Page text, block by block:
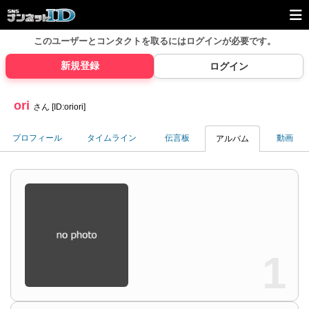
このユーザーとコンタクトを取るにはログインが必要です。
新規登録 ログイン
ori さん [ID:oriori]
プロフィール タイムライン 伝言板 アルバム 動画